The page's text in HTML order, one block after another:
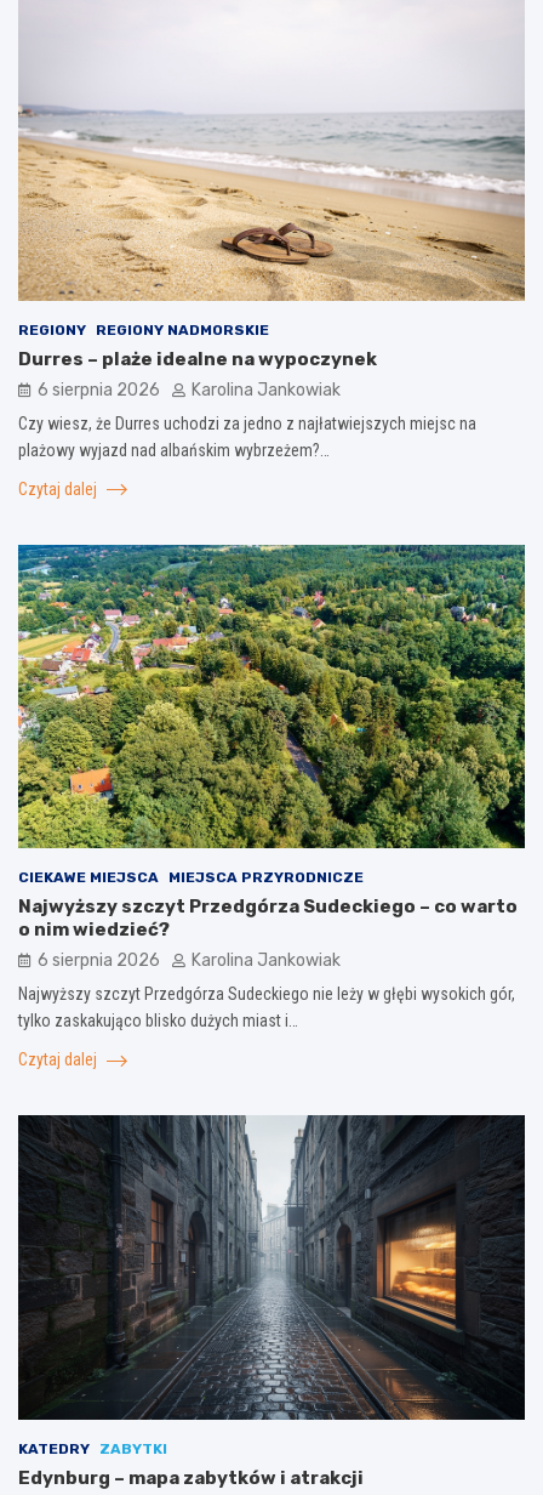
REGIONY REGIONY NADMORSKIE
Durres – plaże idealne na wypoczynek
6 sierpnia 2026 Karolina Jankowiak
Czy wiesz, że Durres uchodzi za jedno z najłatwiejszych miejsc na
plażowy wyjazd nad albańskim wybrzeżem?…
Czytaj dalej
CIEKAWE MIEJSCA MIEJSCA PRZYRODNICZE
Najwyższy szczyt Przedgórza Sudeckiego – co warto
o nim wiedzieć?
6 sierpnia 2026 Karolina Jankowiak
Najwyższy szczyt Przedgórza Sudeckiego nie leży w głębi wysokich gór,
tylko zaskakująco blisko dużych miast i…
Czytaj dalej
KATEDRY ZABYTKI
Edynburg – mapa zabytków i atrakcji